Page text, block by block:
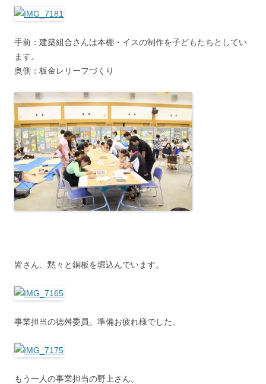
手前：建築組合さんは本棚・イスの制作を子どもたちとしてい
ます。
奥側：板金レリーフづくり
皆さん、黙々と銅板を堀込んでいます。
事業担当の徳舛委員。準備お疲れ様でした。
もう一人の事業担当の野上さん。